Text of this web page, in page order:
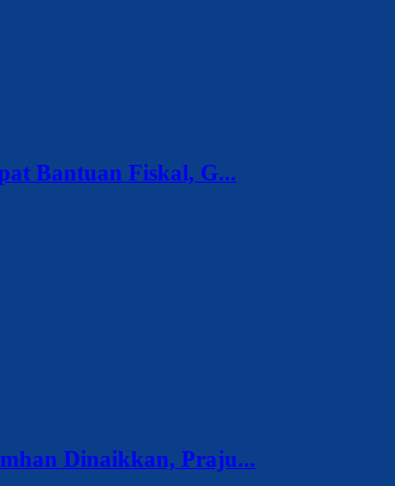
Bantuan Fiskal, G...
Dinaikkan, Praju...